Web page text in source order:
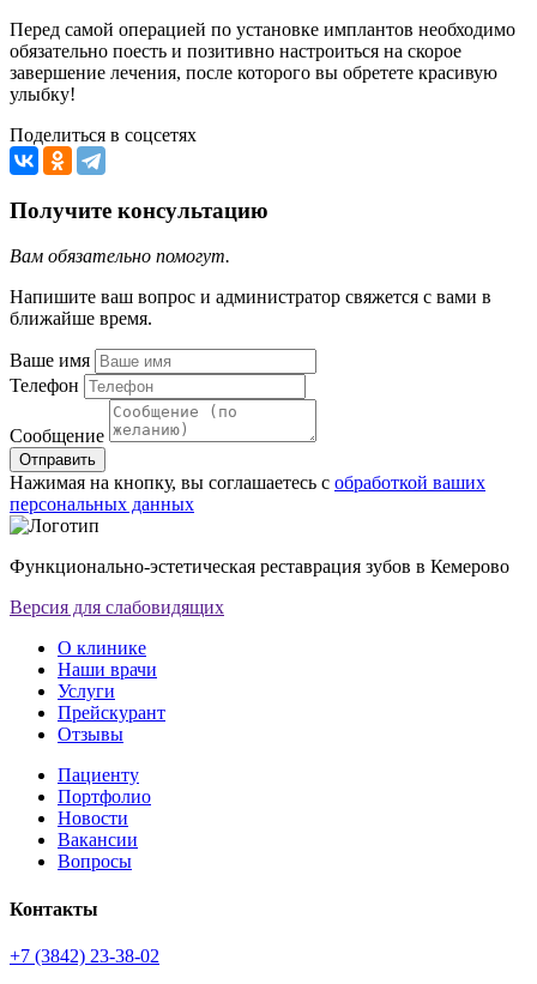
Перед самой операцией по установке имплантов необходимо
обязательно поесть и позитивно настроиться на скорое
завершение лечения, после которого вы обретете красивую
улыбку!
Поделиться в соцсетях
Получите консультацию
Вам обязательно помогут.
Напишите ваш вопрос и администратор свяжется с вами в
ближайше время.
Ваше имя
Телефон
Сообщение
Отправить
Нажимая на кнопку, вы соглашаетесь с обработкой ваших
персональных данных
Функционально-эстетическая реставрация зубов в Кемерово
Версия для слабовидящих
О клинике
Наши врачи
Услуги
Прейскурант
Отзывы
Пациенту
Портфолио
Новости
Вакансии
Вопросы
Контакты
+7 (3842) 23-38-02